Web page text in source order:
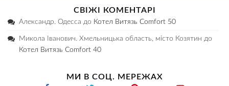
СВІЖІ КОМЕНТАРІ
Александр. Одесса до Котел Витязь Comfort 50
Микола Іванович. Хмельницька область, місто Козятин до
Котел Витязь Comfort 40
МИ В СОЦ. МЕРЕЖАХ